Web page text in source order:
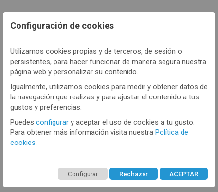
Configuración de cookies
Utilizamos cookies propias y de terceros, de sesión o
persistentes, para hacer funcionar de manera segura nuestra
página web y personalizar su contenido.
Igualmente, utilizamos cookies para medir y obtener datos de
la navegación que realizas y para ajustar el contenido a tus
gustos y preferencias.
Puedes configurar y aceptar el uso de cookies a tu gusto.
Para obtener más información visita nuestra Política de
cookies.
Configurar Rechazar ACEPTAR